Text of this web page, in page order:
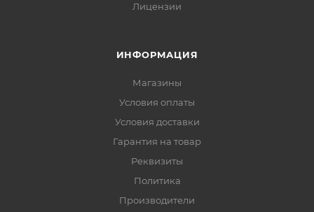
Лицензии
ИНФОРМАЦИЯ
Магазины
Условия оплаты
Условия доставки
Гарантия на товар
Реквизиты
Политика
Производители